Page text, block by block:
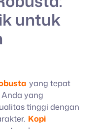
untuk
yang tepat
yang
tinggi dengan
Kopi